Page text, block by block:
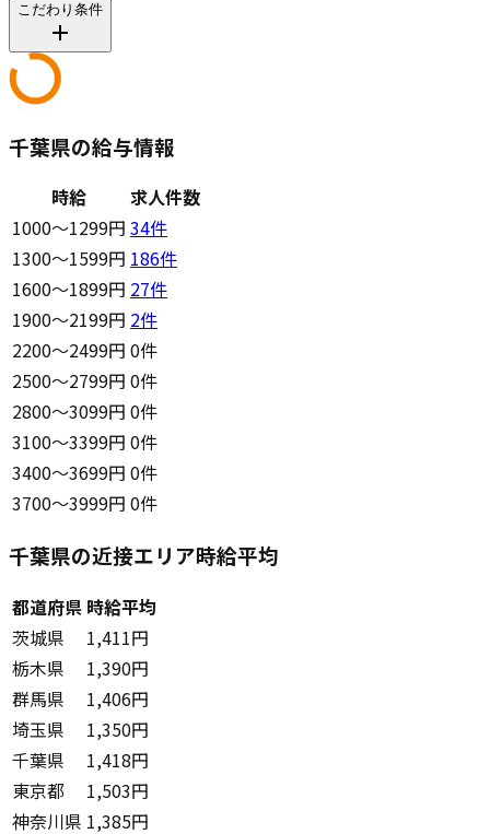
こだわり条件
千葉県の給与情報
時給
求人件数
1000〜1299円 34件
1300〜1599円 186件
1600〜1899円 27件
1900〜2199円 2件
2200〜2499円 0件
2500〜2799円 0件
2800〜3099円 0件
3100〜3399円 0件
3400〜3699円 0件
3700〜3999円 0件
千葉県の近接エリア時給平均
都道府県 時給平均
茨城県
1,411円
栃木県
1,390円
群馬県
1,406円
埼玉県
1,350円
千葉県
1,418円
東京都
1,503円
神奈川県 1,385円